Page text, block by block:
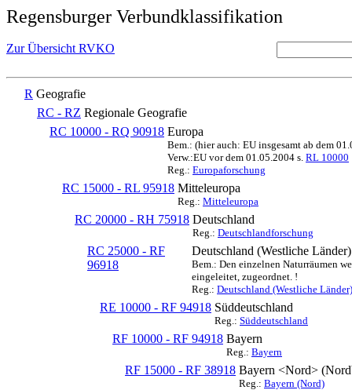
Regensburger Verbundklassifikation
Zur Übersicht RVKO
R Geografie
RC - RZ Regionale Geografie
RC 10000 - RQ 90918 Europa
Bem.: (hier auch: EU insgesamt ab dem
Verw.:EU vor dem 01.05.2004 s. RL 10000
Reg.: Europaforschung
RC 15000 - RL 95918 Mitteleuropa
Reg.: Mitteleuropa
RC 20000 - RH 75918 Deutschland
Reg.: Deutschlandforschung
RC 25000 - RF
96918
Deutschland (Westliche Länder)
Bem.: Den einzelnen Naturräumen
eingeleitet, zugeordnet. !
Reg.: Deutschland (Westliche Länder)
RE 10000 - RF 94918 Süddeutschland
Reg.: Süddeutschland
RF 10000 - RF 94918 Bayern
Reg.: Bayern
RF 15000 - RF 38918 Bayern <Nord>
Reg.: Bayern (Nord)